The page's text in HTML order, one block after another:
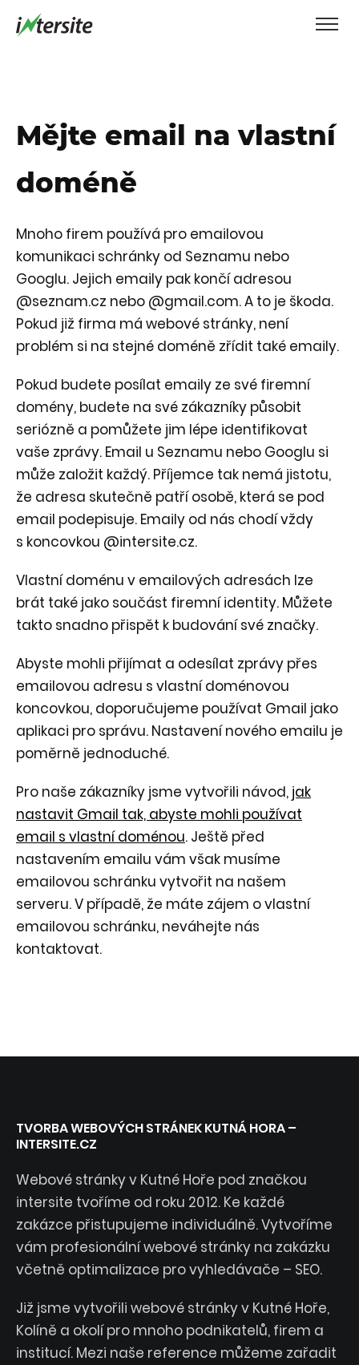
Mějte email na vlastní
doméně
Mnoho firem používá pro emailovou
komunikaci schránky od Seznamu nebo
Googlu. Jejich emaily pak končí adresou
@seznam.cz nebo @gmail.com. A to je škoda.
Pokud již firma má webové stránky, není
problém si na stejné doméně zřídit také emaily.
Pokud budete posílat emaily ze své firemní
domény, budete na své zákazníky působit
seriózně a pomůžete jim lépe identifikovat
vaše zprávy. Email u Seznamu nebo Googlu si
může založit každý. Příjemce tak nemá jistotu,
že adresa skutečně patří osobě, která se pod
email podepisuje. Emaily od nás chodí vždy
s koncovkou @intersite.cz.
Vlastní doménu v emailových adresách lze
brát také jako součást firemní identity. Můžete
takto snadno přispět k budování své značky.
Abyste mohli přijímat a odesílat zprávy přes
emailovou adresu s vlastní doménovou
koncovkou, doporučujeme používat Gmail jako
aplikaci pro správu. Nastavení nového emailu je
poměrně jednoduché.
Pro naše zákazníky jsme vytvořili návod, jak
nastavit Gmail tak, abyste mohli používat
email s vlastní doménou. Ještě před
nastavením emailu vám však musíme
emailovou schránku vytvořit na našem
serveru. V případě, že máte zájem o vlastní
emailovou schránku, neváhejte nás
kontaktovat.
TVORBA WEBOVÝCH STRÁNEK KUTNÁ HORA –
INTERSITE.CZ
Webové stránky v Kutné Hoře pod značkou
intersite tvoříme od roku 2012. Ke každé
zakázce přistupujeme individuálně. Vytvoříme
vám profesionální webové stránky na zakázku
včetně optimalizace pro vyhledávače – SEO.
Již jsme vytvořili webové stránky v Kutné Hoře,
Kolíně a okolí pro mnoho podnikatelů, firem a
institucí. Mezi naše reference můžeme zařadit